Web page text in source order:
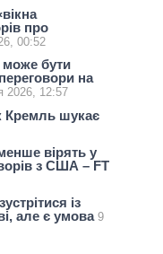
про
00:52
може бути
на
2026, 12:57
Кремль шукає
вірять у
з США – FT
із
але є умова 9